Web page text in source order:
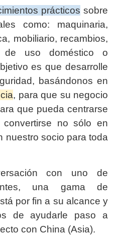
prácticos sobre
como: maquinaria,
mobiliario, recambios,
uso doméstico o
es que desarrolle
basándonos en
, para que su negocio
que pueda centrarse
no sólo en
nuestro socio para toda
con uno de
una gama de
por fin a su alcance y
de ayudarle paso a
con China (Asia).